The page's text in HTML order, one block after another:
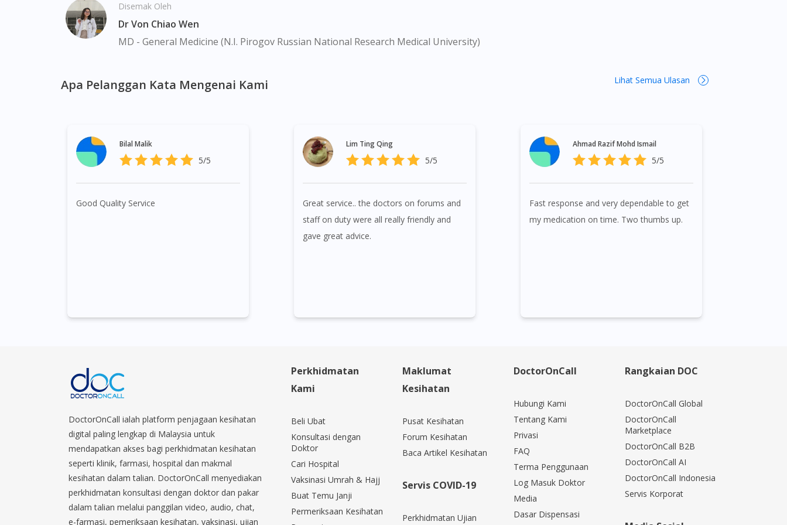
Disemak Oleh
Dr Von Chiao Wen
MD - General Medicine (N.I. Pirogov Russian National Research Medical University)
Apa Pelanggan Kata Mengenai Kami Lihat Semua Ulasan
Bilal Malik
5/5
Good Quality Service
Lim Ting Qing
5/5
Great service.. the doctors on forums and
staff on duty were all really friendly and
gave great advice.
Ahmad Razif Mohd Ismail
5/5
Fast response and very dependable to get
my medication on time. Two thumbs up.
DoctorOnCall ialah platform penjagaan kesihatan
digital paling lengkap di Malaysia untuk
mendapatkan akses bagi perkhidmatan kesihatan
seperti klinik, farmasi, hospital dan makmal
kesihatan dalam talian. DoctorOnCall menyediakan
perkhidmatan konsultasi dengan doktor dan pakar
dalam talian melalui panggilan video, audio, chat,
e-farmasi, pemeriksaan kesihatan, vaksinasi, ujian
Perkhidmatan
Kami
Beli Ubat
Konsultasi dengan
Doktor
Cari Hospital
Vaksinasi Umrah & Hajj
Buat Temu Janji
Permeriksaan Kesihatan
Maklumat
Kesihatan
Pusat Kesihatan
Forum Kesihatan
Baca Artikel Kesihatan
Servis COVID-19
Perkhidmatan Ujian
DoctorOnCall
Hubungi Kami
Tentang Kami
Privasi
FAQ
Terma Penggunaan
Log Masuk Doktor
Media
Dasar Dispensasi
Rangkaian DOC
DoctorOnCall Global
DoctorOnCall
Marketplace
DoctorOnCall B2B
DoctorOnCall AI
DoctorOnCall Indonesia
Servis Korporat